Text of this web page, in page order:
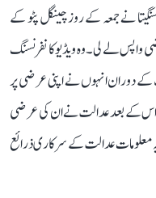
نے جمعہ کے روز چینگل پٹو کے
واپس لے لی۔ وہ ویڈیو کانفرنسنگ
دوران انہوں نے اپنی عرضی پر
اس کے بعد عدالت نے ان کی عرضی
معلومات عدالت کے سرکاری ذرائع